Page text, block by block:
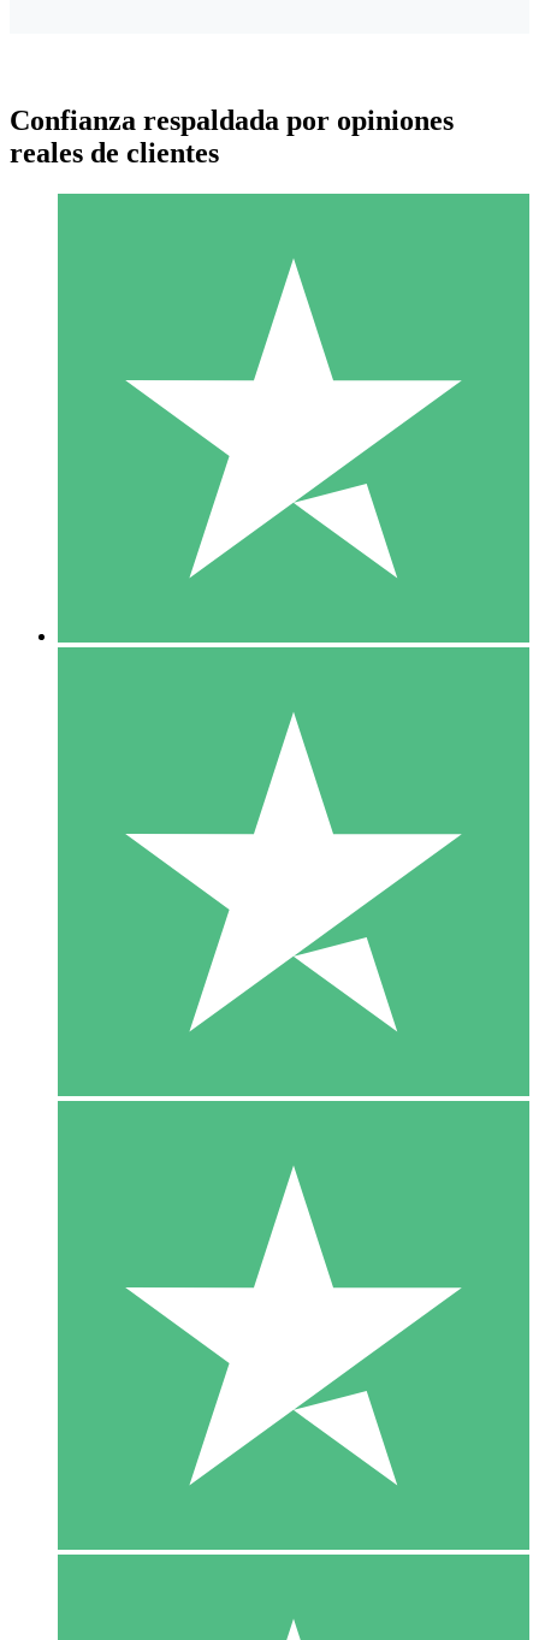
Paquetes de Créditos Individuales
Paga según el uso con créditos de descarga. Sin compromiso
10 00
10 Descargas
20 00
Confianza respaldada por opiniones
reales de clientes